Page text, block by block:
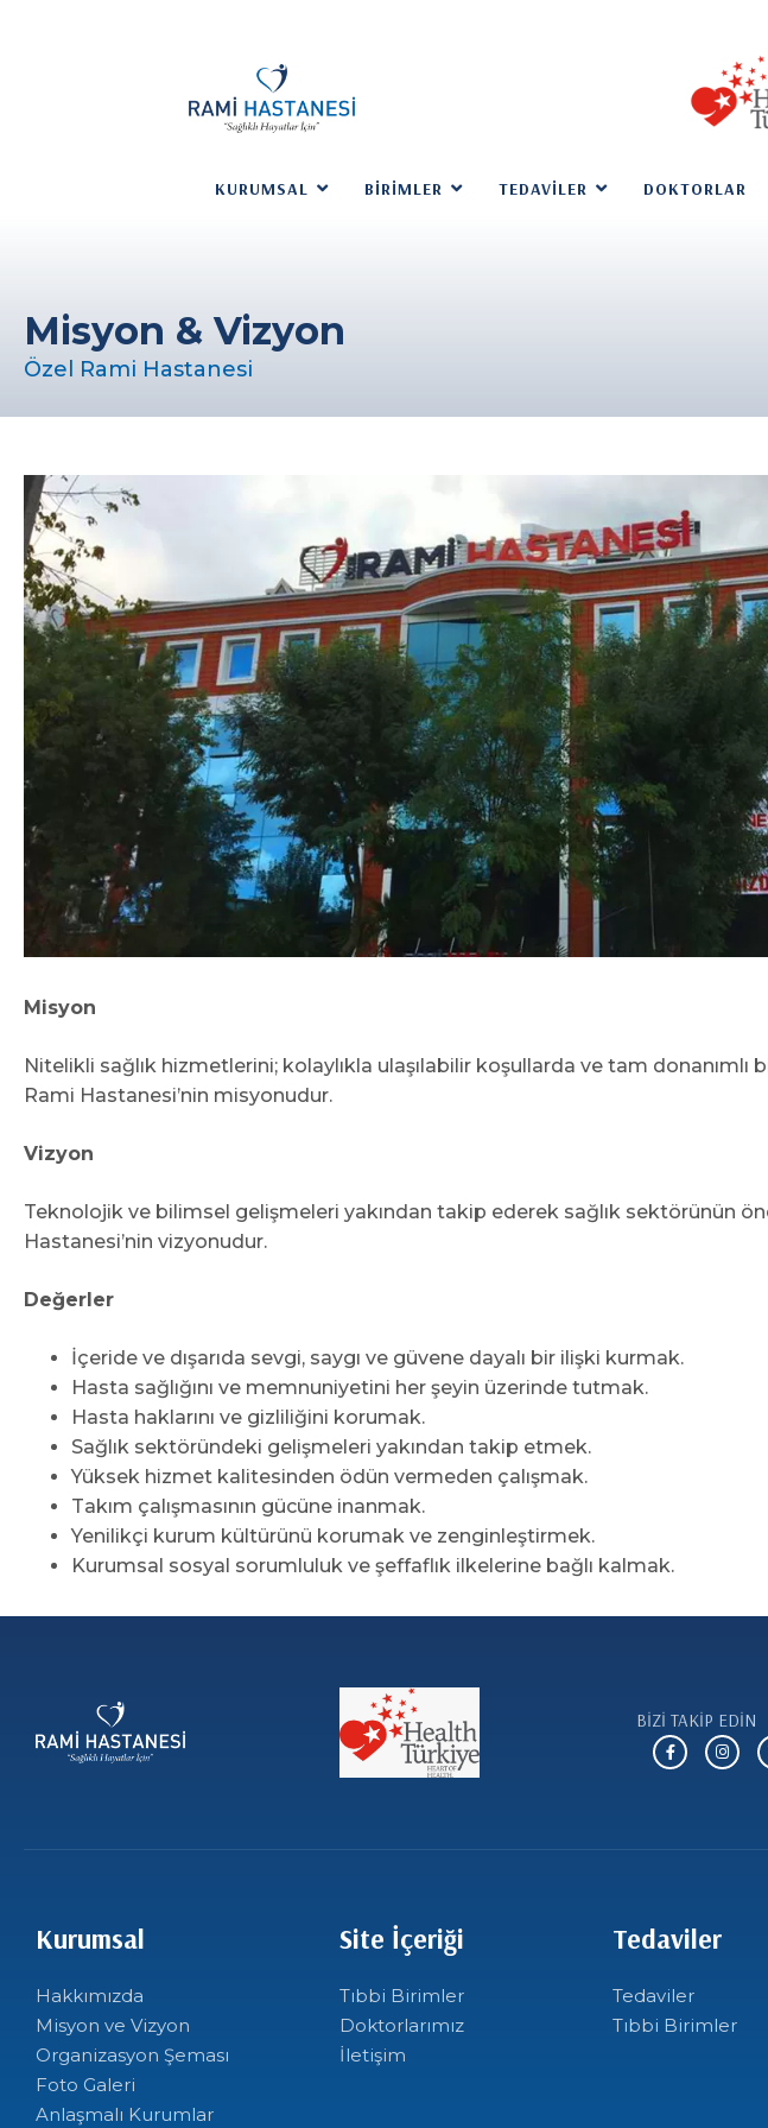
KURUMSAL BIRIMLER TEDAVILER DOKTORLAR
Misyon & Vizyon
Özel Rami Hastanesi
Misyon
Nitelikli sağlık hizmetlerini; kolaylıkla ulaşılabilir koşullarda ve tam
Rami Hastanesi’nin misyonudur.
Vizyon
Teknolojik ve bilimsel gelişmeleri yakından takip ederek sağlık sektörünün
Hastanesi’nin vizyonudur.
Değerler
İçeride ve dışarıda sevgi, saygı ve güvene dayalı bir ilişki kurmak.
Hasta sağlığını ve memnuniyetini her şeyin üzerinde tutmak.
Hasta haklarını ve gizliliğini korumak.
Sağlık sektöründeki gelişmeleri yakından takip etmek.
Yüksek hizmet kalitesinden ödün vermeden çalışmak.
Takım çalışmasının gücüne inanmak.
Yenilikçi kurum kültürünü korumak ve zenginleştirmek.
Kurumsal sosyal sorumluluk ve şeffaflık ilkelerine bağlı kalmak.
BİZİ TAKİP EDİN
Kurumsal
Hakkımızda
Misyon ve Vizyon
Organizasyon Şeması
Foto Galeri
Anlaşmalı Kurumlar
Site İçeriği
Tıbbi Birimler
Doktorlarımız
İletişim
Tedaviler
Tedaviler
Tıbbi Birimler